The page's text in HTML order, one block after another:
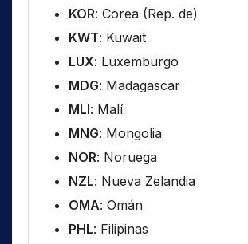
KOR: Corea (Rep. de)
KWT: Kuwait
LUX: Luxemburgo
MDG: Madagascar
MLI: Malí
MNG: Mongolia
NOR: Noruega
NZL: Nueva Zelandia
OMA: Omán
PHL: Filipinas